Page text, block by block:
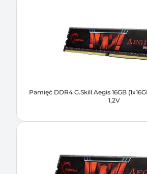
Pamięć DDR4 G.Skill Aegis 16GB
1,2V